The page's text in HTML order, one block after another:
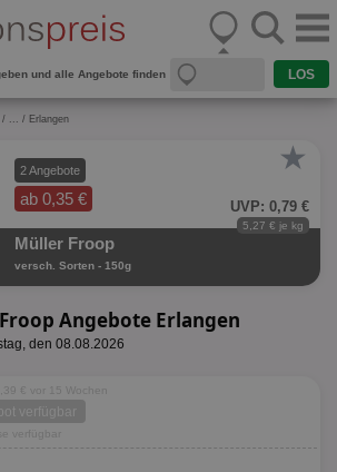
und alle Angebote finden
/ ... / Erlangen
2 Angebote
ab 0,35 €
★
UVP: 0,79 €
5,27 € je kg
Müller Froop
versch. Sorten - 150g
Angebote Erlangen
den 08.08.2026
€ vor 15 Wochen
verfügbar
verfügbar